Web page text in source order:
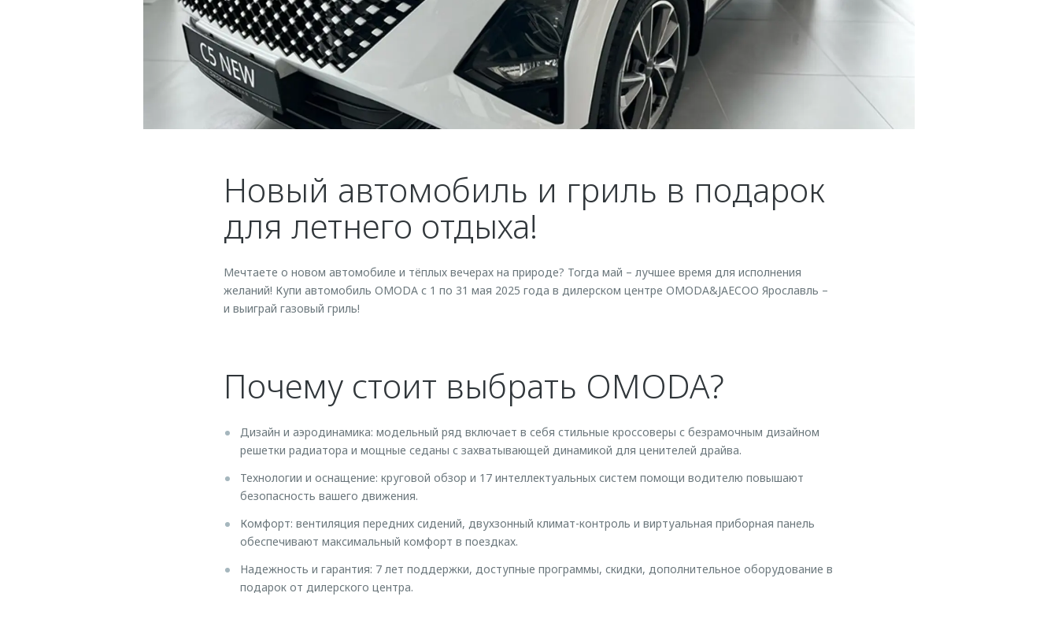
Новый автомобиль и гриль в подарок
для летнего отдыха!
Мечтаете о новом автомобиле и тёплых вечерах на природе? Тогда май – лучшее время для исполнения
желаний! Купи автомобиль OMODA с 1 по 31 мая 2025 года в дилерском центре OMODA&JAECOO Ярославль –
и выиграй газовый гриль!
Почему стоит выбрать OMODA?
Дизайн и аэродинамика: модельный ряд включает в себя стильные кроссоверы с безрамочным дизайном
решетки радиатора и мощные седаны с захватывающей динамикой для ценителей драйва.
Технологии и оснащение: круговой обзор и 17 интеллектуальных систем помощи водителю повышают
безопасность вашего движения.
Комфорт: вентиляция передних сидений, двухзонный климат-контроль и виртуальная приборная панель
обеспечивают максимальный комфорт в поездках.
Надежность и гарантия: 7 лет поддержки, доступные программы, скидки, дополнительное оборудование в
подарок от дилерского центра.